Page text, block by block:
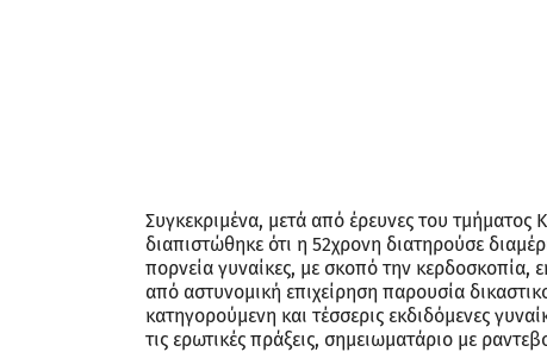
Συγκεκριμένα, μετά από έρευνες του
διαπιστώθηκε ότι η 52χρονη διατηρούσε
πορνεία γυναίκες, με σκοπό την
από αστυνομική επιχείρηση παρουσία
κατηγορούμενη και τέσσερις εκδιδόμενες
τις ερωτικές πράξεις, σημειωματάριο με